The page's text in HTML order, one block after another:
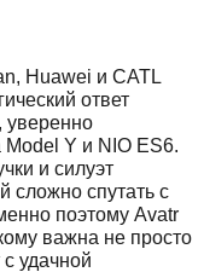
Huawei и CATL
ответ
Y и NIO ES6.
и силуэт
сложно спутать с
поэтому Avatr
важна не просто
удачной